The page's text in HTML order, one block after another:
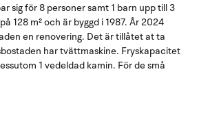
sig för 8 personer samt 1 barn upp till 3
128 m² och är byggd i 1987. År 2024
en renovering. Det är tillåtet at ta
har tvättmaskine. Fryskapacitet
1 vedeldad kamin. För de små